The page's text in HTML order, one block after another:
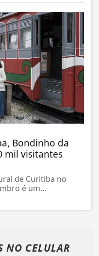
Bondinho da
mil visitantes
de Curitiba no
é um...
NO CELULAR